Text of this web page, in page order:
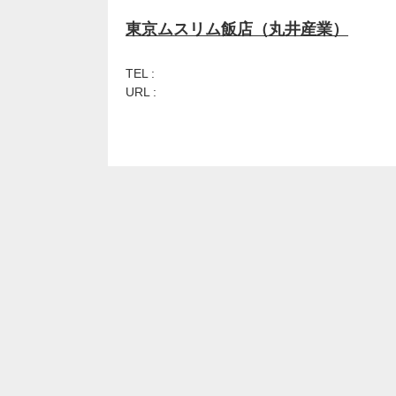
東京ムスリム飯店（丸井産業）
TEL :
URL :